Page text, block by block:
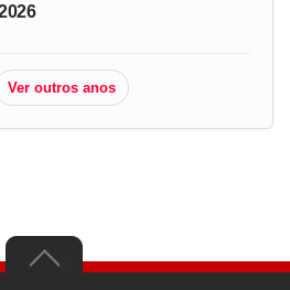
Ver outros anos